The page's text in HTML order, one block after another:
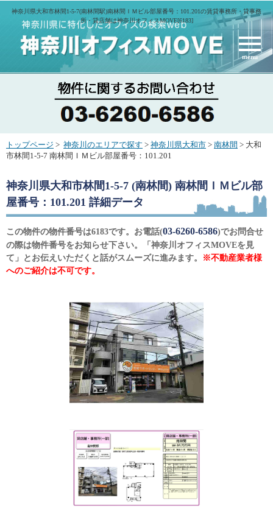
神奈川県大和市林間1-5-7(南林間駅)南林間ＩＭビル部屋番号：101.201の賃貸事務所・貸事務
所・貸店舗は神奈川オフィスMOVE[6183]
menu
トップページ > 神奈川のエリアで探す > 神奈川県大和市 > 南林間 > 大和
市林間1-5-7 南林間ＩＭビル部屋番号：101.201
神奈川県大和市林間1-5-7 (南林間) 南林間ＩＭビル部
屋番号：101.201 詳細データ
この物件の物件番号は6183です。お電話(03-6260-6586)でお問合せ
の際は物件番号をお知らせ下さい。「神奈川オフィスMOVEを見
て」とお伝えいただくと話がスムーズに進みます。
※不動産業者様
へのご紹介は不可です。